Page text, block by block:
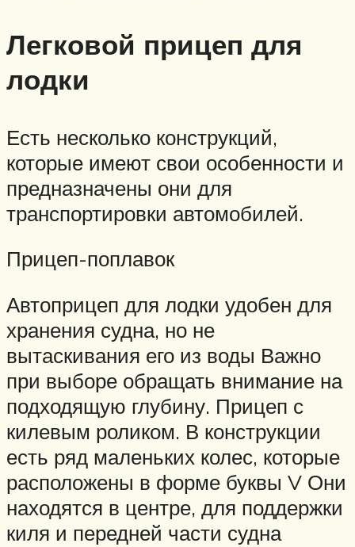
Легковой прицеп для
лодки
Есть несколько конструкций,
которые имеют свои особенности и
предназначены они для
транспортировки автомобилей.
Прицеп-поплавок
Автоприцеп для лодки удобен для
хранения судна, но не
вытаскивания его из воды Важно
при выборе обращать внимание на
подходящую глубину. Прицеп с
килевым роликом. В конструкции
есть ряд маленьких колес, которые
расположены в форме буквы V Они
находятся в центре, для поддержки
киля и передней части судна